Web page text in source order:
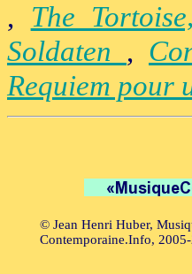
, The
Soldaten ,
Requiem pour
© Jean Henri Huber,
Contemporaine.Info,